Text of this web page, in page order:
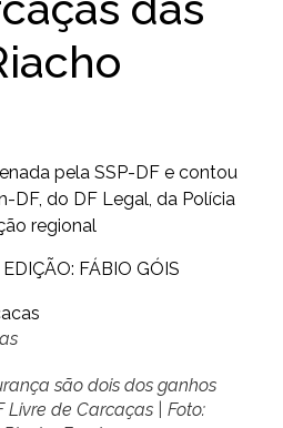
pela SSP-DF e contou
DF, do DF Legal, da Polícia
regional
FÁBIO GÓIS
são dois dos ganhos
Livre de Carcaças | Foto: